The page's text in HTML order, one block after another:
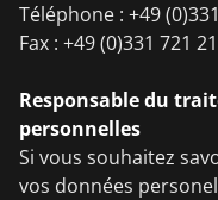
Téléphone : +49
Fax : +49 (0)331 721
Responsable du
personnelles
Si vous souhaitez
vos données